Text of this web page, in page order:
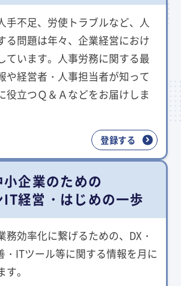
手不足、労使トラブルなど、人
る問題は年々、企業経営におけ
ています。人事労務に関する最
や経営者・人事担当者が知って
役立つＱ＆Ａなどをお届けしま
登録する
小企業のための
IT経営・はじめの一歩
務効率化に繋げるための、DX・
・ITツール等に関する情報を月に
。